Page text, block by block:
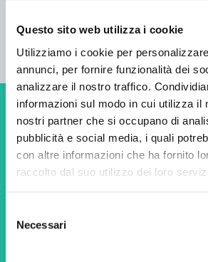
Questo sito web utilizza i cookie
Utilizziamo i cookie per
annunci, per fornire funzionalità dei
analizzare il nostro traffico.
informazioni sul modo in cui utilizza il
nostri partner che si occupano di
pubblicità e social media, i quali
con altre informazioni che ha fornito
raccolto dal suo utilizzo dei loro
delNecessari
Non perderti i
eventi! Iscriviti alla
newsletter di GO!
scoprire tutte le
iniziative.